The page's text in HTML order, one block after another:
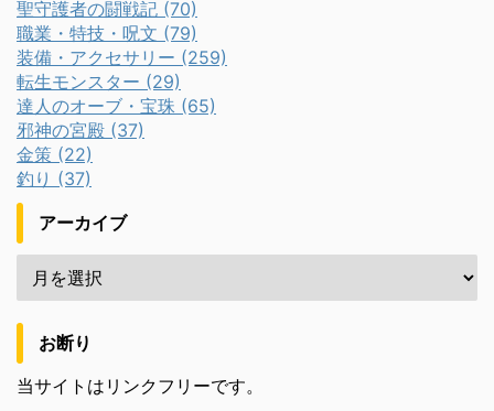
聖守護者の闘戦記 (70)
職業・特技・呪文 (79)
装備・アクセサリー (259)
転生モンスター (29)
達人のオーブ・宝珠 (65)
邪神の宮殿 (37)
金策 (22)
釣り (37)
アーカイブ
お断り
当サイトはリンクフリーです。